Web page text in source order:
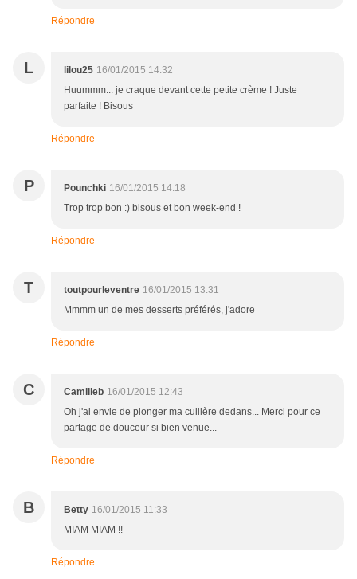
Répondre
L lilou25 16/01/2015 14:32
Huummm... je craque devant cette petite crème ! Juste
parfaite ! Bisous
Répondre
P Pounchki 16/01/2015 14:18
Trop trop bon :) bisous et bon week-end !
Répondre
T toutpourleventre 16/01/2015 13:31
Mmmm un de mes desserts préférés, j'adore
Répondre
C Camilleb 16/01/2015 12:43
Oh j'ai envie de plonger ma cuillère dedans... Merci pour ce
partage de douceur si bien venue...
Répondre
B Betty 16/01/2015 11:33
MIAM MIAM !!
Répondre